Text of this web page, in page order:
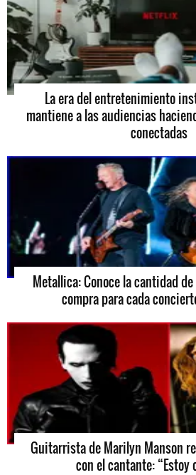
La era del entretenimiento
mantiene a las audiencias
conectadas
Metallica: Conoce la cantidad
compra para cada
Guitarrista de Marilyn Manson
con el cantante: “Estoy